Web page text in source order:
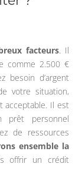
facteurs. Il
comme 2.500 €
besoin d’argent
votre situation,
acceptable. Il est
prêt personnel
de ressources
ensemble la
offrir un crédit